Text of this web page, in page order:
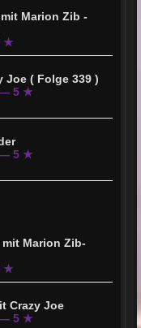
Marion Zib -
★
Joe ( Folge 339 )
5 ★
5 ★
Marion Zib-
★
Crazy Joe
5 ★